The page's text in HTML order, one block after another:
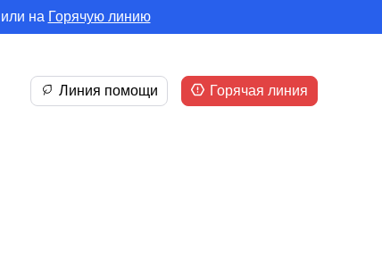
или на Горячую линию
Линия помощи Горячая линия